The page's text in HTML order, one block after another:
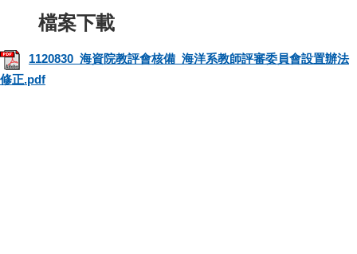
1120830_海資院教評會核備_海洋系教師評審委員會設置辦法
修正.pdf